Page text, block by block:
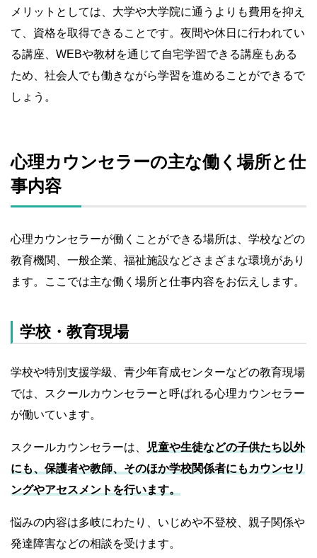
メリットとしては、大学や大学院に通うよりも費用を抑え
て、資格を取得できることです。夜間や休日に行われてい
る講座、WEBや教材を通じて自宅学習できる講座もある
ため、社会人でも働きながら学習を進めることができるで
しょう。
心理カウンセラーの主な働く場所と仕
事内容
心理カウンセラーが働くことができる場所は、学校などの
教育機関、一般企業、福祉施設などさまざまな環境があり
ます。ここでは主な働く場所と仕事内容をお伝えします。
学校・教育現場
学校や特別支援学級、青少年育成センターなどの教育現場
では、スクールカウンセラーと呼ばれる心理カウンセラー
が働いています。
スクールカウンセラーは、
児童や生徒などの子供たち以外
にも、保護者や教師、そのほか学校関係者にもカウンセリ
ングやアセスメントを行います。
悩みの内容は多岐にわたり、いじめや不登校、親子関係や
発達障害などの相談を受けます。